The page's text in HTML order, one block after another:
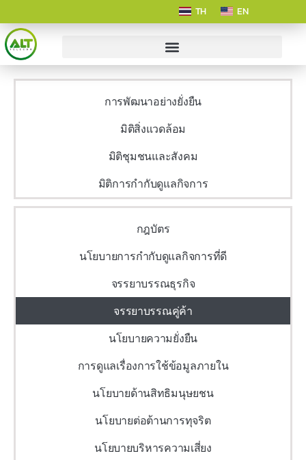
TH EN
การพัฒนาอย่างยั่งยืน
มิติสิ่งแวดล้อม
มิติชุมชนและสังคม
มิติการกำกับดูแลกิจการ
กฎบัตร
นโยบายการกำกับดูแลกิจการที่ดี
จรรยาบรรณธุรกิจ
จรรยาบรรณคู่ค้า
นโยบายความยั่งยืน
การดูแลเรื่องการใช้ข้อมูลภายใน
นโยบายด้านสิทธิมนุษยชน
นโยบายต่อต้านการทุจริต
นโยบายบริหารความเสี่ยง